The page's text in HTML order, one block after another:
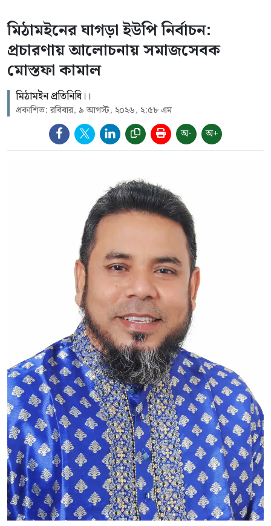
মিঠামইনের ঘাগড়া ইউপি নির্বাচন:
প্রচারণায় আলোচনায় সমাজসেবক
মোস্তফা কামাল
মিঠামইন প্রতিনিধি।।
প্রকাশিত: রবিবার, ৯ আগস্ট, ২০২৬, ২:৫৮ এম
অ- অ+